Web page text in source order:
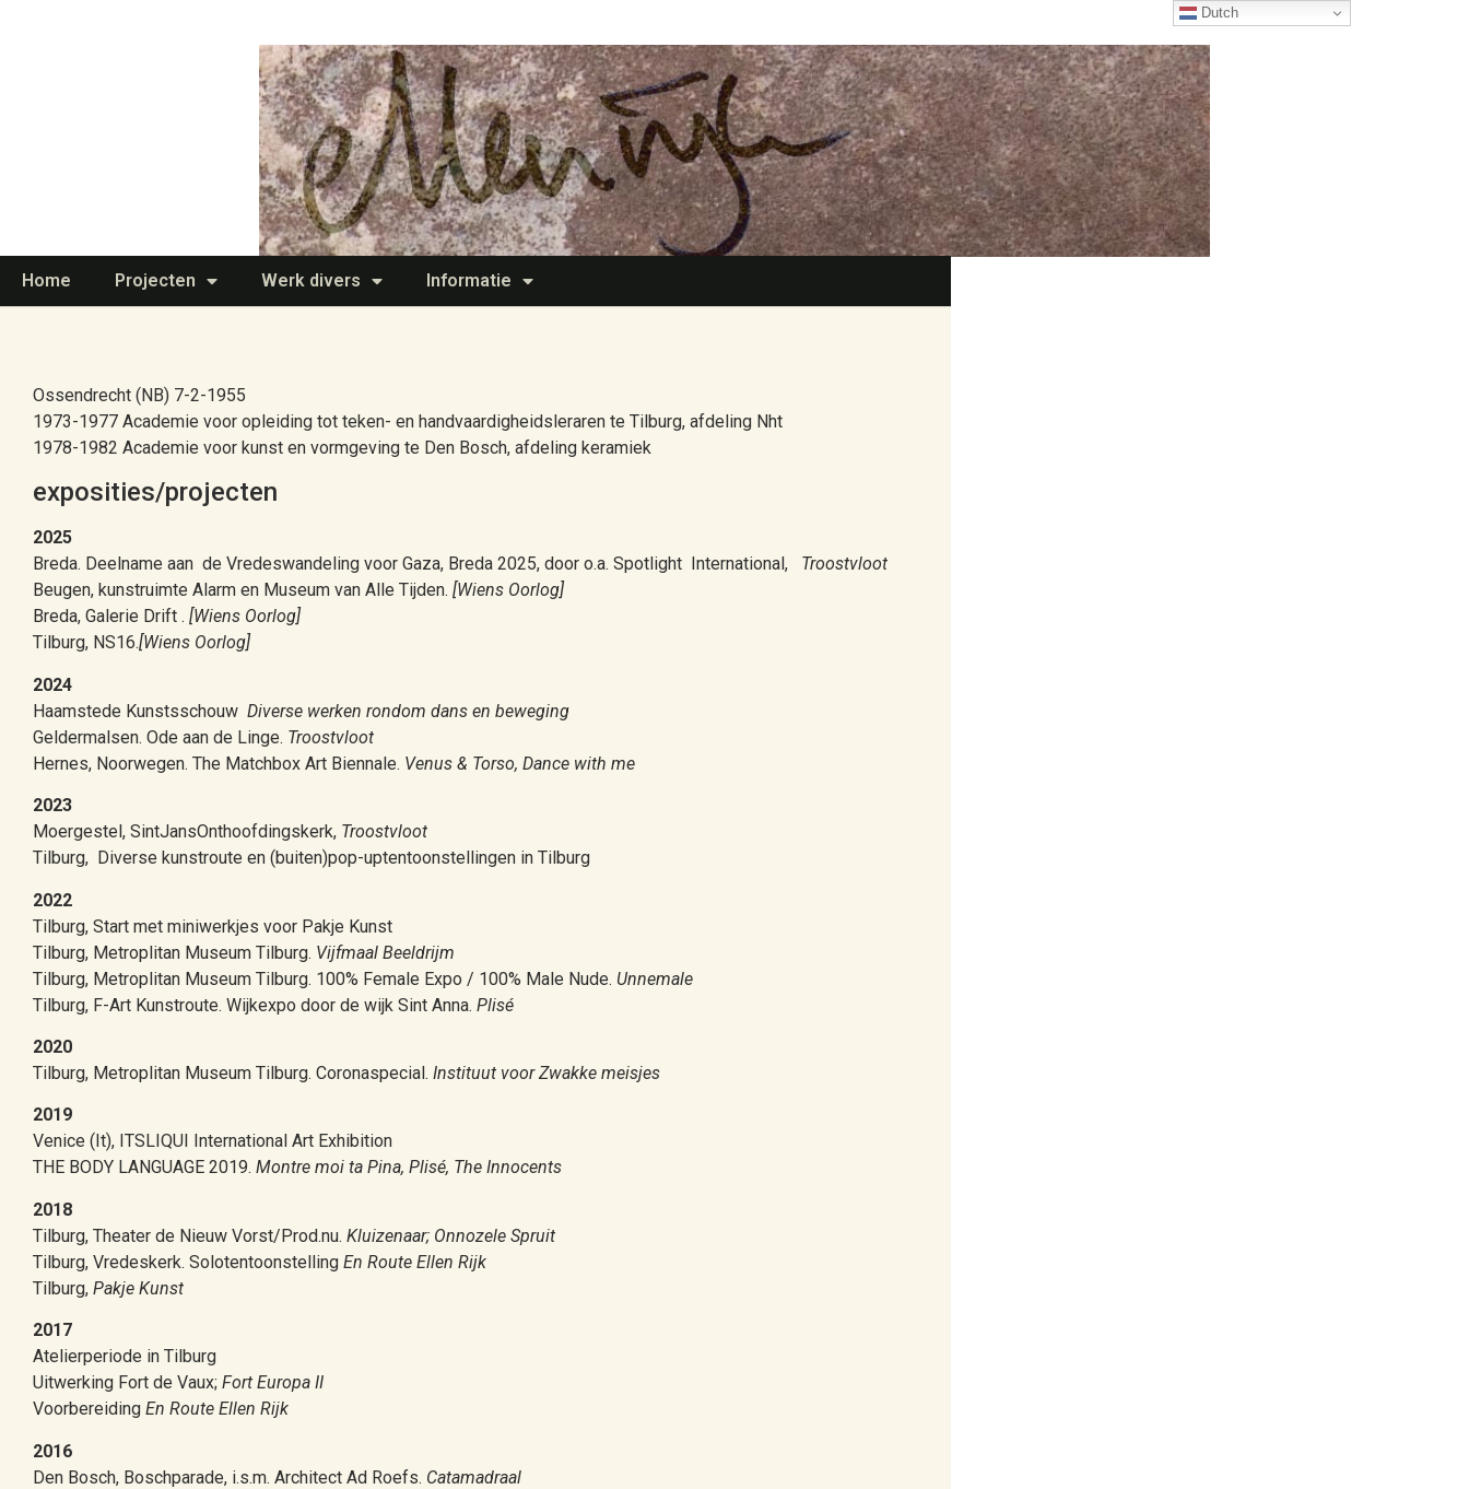
Home Projecten Werk divers Informatie
Ossendrecht (NB) 7-2-1955
1973-1977 Academie voor opleiding tot teken- en handvaardigheidsleraren te Tilburg, afdeling Nht
1978-1982 Academie voor kunst en vormgeving te Den Bosch, afdeling keramiek
exposities/projecten
2025
Breda. Deelname aan de Vredeswandeling voor Gaza, Breda 2025, door o.a. Spotlight International, Troostvloot
Beugen, kunstruimte Alarm en Museum van Alle Tijden. [Wiens Oorlog]
Breda, Galerie Drift . [Wiens Oorlog]
Tilburg, NS16.[Wiens Oorlog]
2024
Haamstede Kunstsschouw Diverse werken rondom dans en beweging
Geldermalsen. Ode aan de Linge. Troostvloot
Hernes, Noorwegen. The Matchbox Art Biennale. Venus & Torso, Dance with me
2023
Moergestel, SintJansOnthoofdingskerk, Troostvloot
Tilburg, Diverse kunstroute en (buiten)pop-uptentoonstellingen in Tilburg
2022
Tilburg, Start met miniwerkjes voor Pakje Kunst
Tilburg, Metroplitan Museum Tilburg. Vijfmaal Beeldrijm
Tilburg, Metroplitan Museum Tilburg. 100% Female Expo / 100% Male Nude. Unnemale
Tilburg, F-Art Kunstroute. Wijkexpo door de wijk Sint Anna. Plisé
2020
Tilburg, Metroplitan Museum Tilburg. Coronaspecial. Instituut voor Zwakke meisjes
2019
Venice (It), ITSLIQUI International Art Exhibition
THE BODY LANGUAGE 2019. Montre moi ta Pina, Plisé, The Innocents
2018
Tilburg, Theater de Nieuw Vorst/Prod.nu. Kluizenaar; Onnozele Spruit
Tilburg, Vredeskerk. Solotentoonstelling En Route Ellen Rijk
Tilburg, Pakje Kunst
2017
Atelierperiode in Tilburg
Uitwerking Fort de Vaux; Fort Europa II
Voorbereiding En Route Ellen Rijk
2016
Den Bosch, Boschparade, i.s.m. Architect Ad Roefs. Catamadraal
Dutch